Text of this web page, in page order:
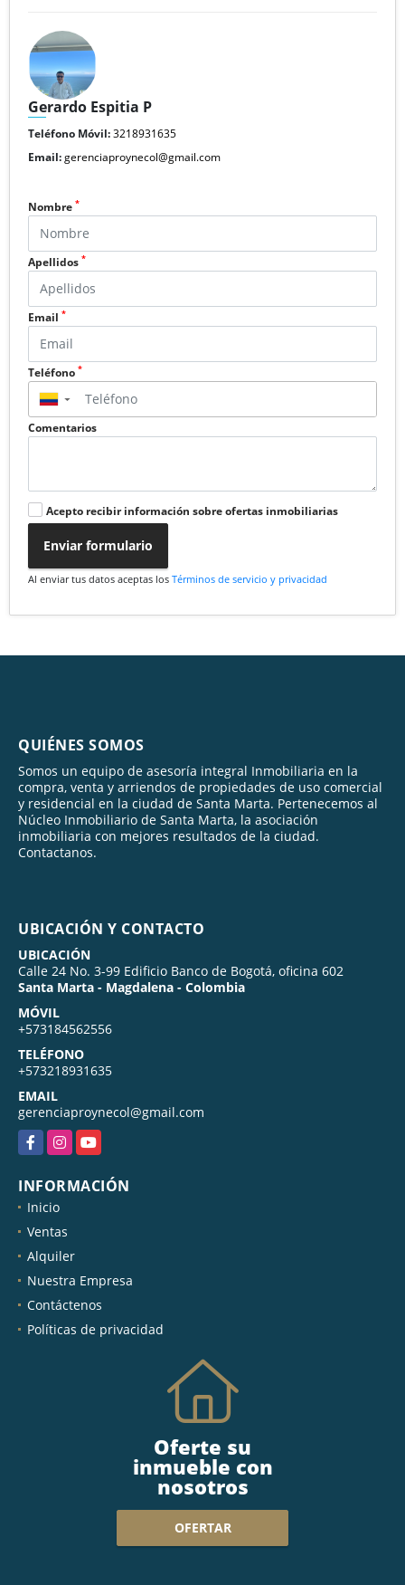
Gerardo Espitia P
Teléfono Móvil:3218931635
Email:gerenciaproynecol@gmail.com
Nombre *
Apellidos *
Email *
Teléfono *
▼
Comentarios
Acepto recibir información sobre ofertas inmobiliarias
Enviar formulario
Al enviar tus datos aceptas los Términos de servicio y privacidad
QUIÉNES SOMOS
Somos un equipo de asesoría integral Inmobiliaria en la
compra, venta y arriendos de propiedades de uso comercial
y residencial en la ciudad de Santa Marta. Pertenecemos al
Núcleo Inmobiliario de Santa Marta, la asociación
inmobiliaria con mejores resultados de la ciudad.
Contactanos.
UBICACIÓN Y CONTACTO
UBICACIÓN
Calle 24 No. 3-99 Edificio Banco de Bogotá, oficina 602
Santa Marta - Magdalena - Colombia
MÓVIL
+573184562556
TELÉFONO
+573218931635
EMAIL
gerenciaproynecol@gmail.com
FacebookInstagramYouTube
INFORMACIÓN
Inicio
Ventas
Alquiler
Nuestra Empresa
Contáctenos
Políticas de privacidad
Oferte su
inmueble con
nosotros
OFERTAR